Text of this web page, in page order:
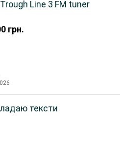
грн.
Line 3 FM tuner
тексти